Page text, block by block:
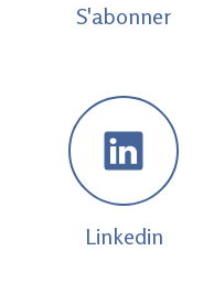
S'abonner
Linkedin